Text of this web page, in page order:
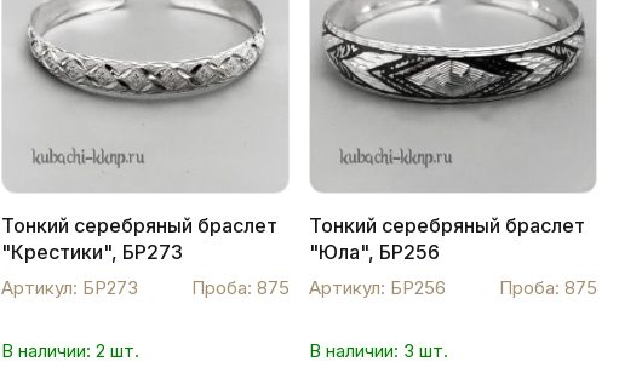
Тонкий серебряный браслет
"Крестики", БР273
Артикул: БР273 Проба: 875
В наличии: 2 шт.
Тонкий серебряный браслет
"Юла", БР256
Артикул: БР256 Проба: 875
В наличии: 3 шт.